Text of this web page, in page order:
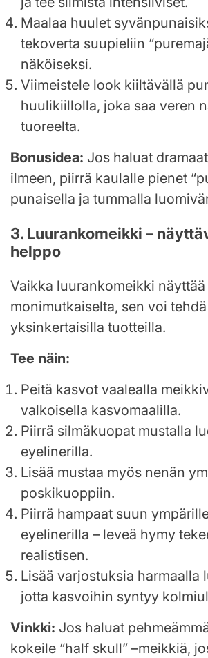
Maalaa huulet
tekoverta suupieliin
näköiseksi.
Viimeistele look kiiltävällä
huulikiillolla, joka saa veren
tuoreelta.
Bonusidea: Jos haluat
ilmeen, piirrä kaulalle pienet
punaisella ja tummalla
3. Luurankomeikki –
helppo
Vaikka luurankomeikki näyttää
monimutkaiselta, sen voi tehdä
yksinkertaisilla tuotteilla.
Tee näin:
Peitä kasvot vaalealla
valkoisella kasvomaalilla.
Piirrä silmäkuopat mustalla
eyelinerilla.
Lisää mustaa myös nenän
poskikuoppiin.
Piirrä hampaat suun
eyelinerilla – leveä hymy
realistisen.
Lisää varjostuksia harmaalla
jotta kasvoihin syntyy
Vinkki: Jos haluat
kokeile “half skull” –meikkiä,